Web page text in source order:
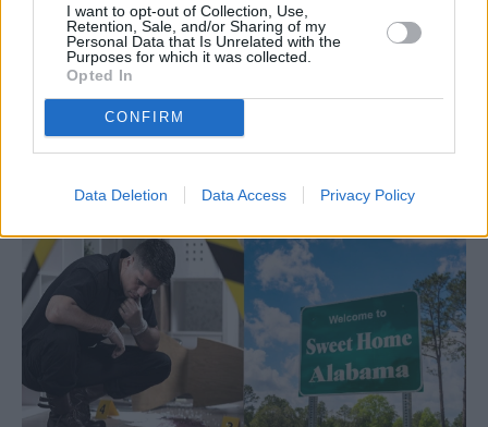
I want to opt-out of Collection, Use,
Retention, Sale, and/or Sharing of my
Personal Data that Is Unrelated with the
Purposes for which it was collected.
Opted In
CONFIRM
Data Deletion Data Access Privacy Policy
Κονβόι Ελευθερίας: Τρομάζει τις